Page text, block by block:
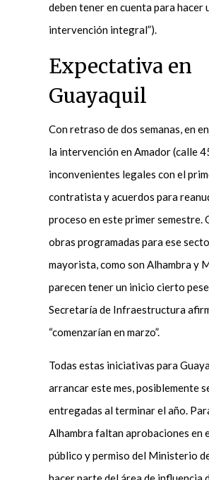
deben tener en cuenta para hacer
intervención integral”).
Expectativa en
Guayaquil
Con retraso de dos semanas, en
la intervención en Amador (calle
inconvenientes legales con el
contratista y acuerdos para
proceso en este primer semestre.
obras programadas para ese
mayorista, como son Alhambra y
parecen tener un inicio cierto
Secretaría de Infraestructura
“comenzarían en marzo”.
Todas estas iniciativas para
arrancar este mes, posiblemente
entregadas al terminar el año.
Alhambra faltan aprobaciones en
público y permiso del Ministerio